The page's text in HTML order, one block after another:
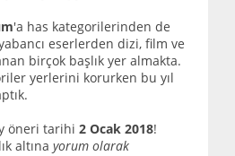
'a has kategorilerinden de
eserlerden dizi, film ve
birçok başlık yer almakta.
yerlerini korurken bu yıl
öneri tarihi 2 Ocak 2018!
altına yorum olarak